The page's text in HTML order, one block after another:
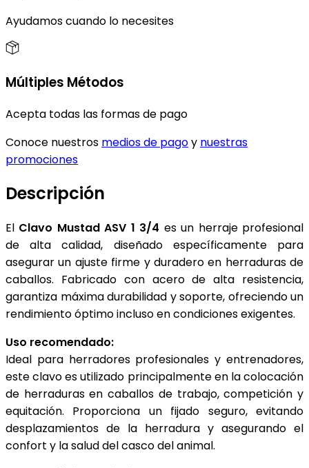
Ayudamos cuando lo necesites
Múltiples Métodos
Acepta todas las formas de pago
Conoce nuestros medios de pagoy nuestras
promociones
Descripción
El Clavo Mustad ASV 1 3/4 es un herraje profesional
de alta calidad, diseñado específicamente para
asegurar un ajuste firme y duradero en herraduras de
caballos. Fabricado con acero de alta resistencia,
garantiza máxima durabilidad y soporte, ofreciendo un
rendimiento óptimo incluso en condiciones exigentes.
Uso recomendado:
Ideal para herradores profesionales y entrenadores,
este clavo es utilizado principalmente en la colocación
de herraduras en caballos de trabajo, competición y
equitación. Proporciona un fijado seguro, evitando
desplazamientos de la herradura y asegurando el
confort y la salud del casco del animal.